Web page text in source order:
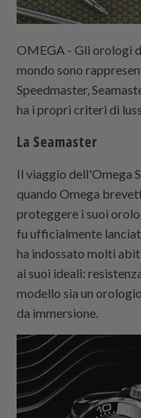
OMEGA - Gli orologi
mondo sono
Speedmaster,
ha i propri criteri di
La Seamaster
Il viaggio dell'Omega
quando Omega
proteggere i suoi
fu ufficialmente
ha indossato molti
ai suoi ideali:
modello sia un
da immersione.